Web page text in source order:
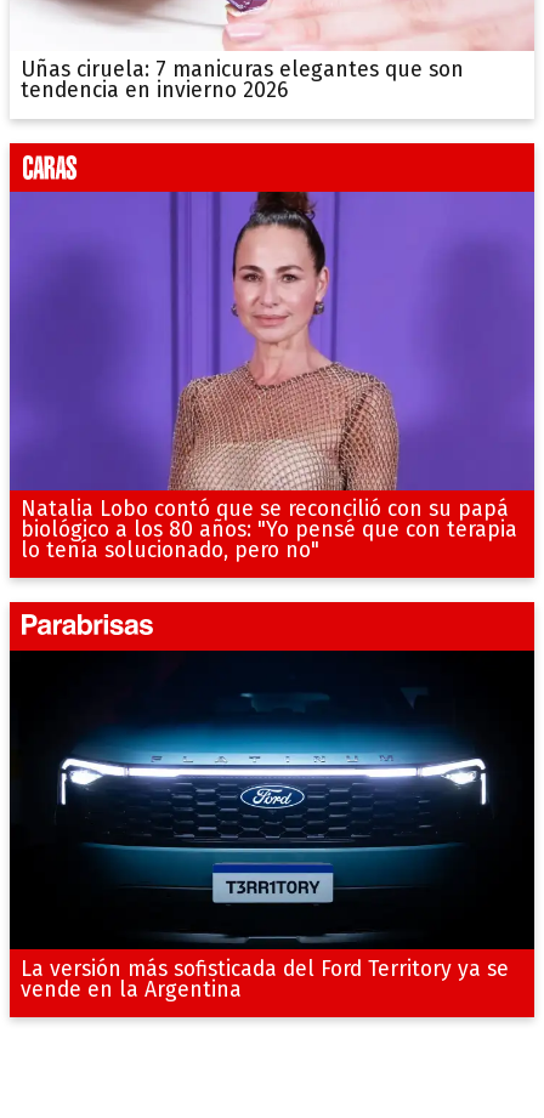
Uñas ciruela: 7 manicuras elegantes que son
tendencia en invierno 2026
Natalia Lobo contó que se reconcilió con su papá
biológico a los 80 años: "Yo pensé que con terapia
lo tenía solucionado, pero no"
La versión más sofisticada del Ford Territory ya se
vende en la Argentina